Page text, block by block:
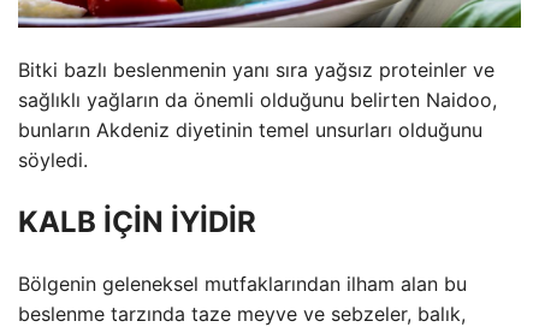
Bitki bazlı beslenmenin yanı sıra yağsız proteinler ve
sağlıklı yağların da önemli olduğunu belirten Naidoo,
bunların Akdeniz diyetinin temel unsurları olduğunu
söyledi.
KALB İÇİN İYİDİR
Bölgenin geleneksel mutfaklarından ilham alan bu
beslenme tarzında taze meyve ve sebzeler, balık,